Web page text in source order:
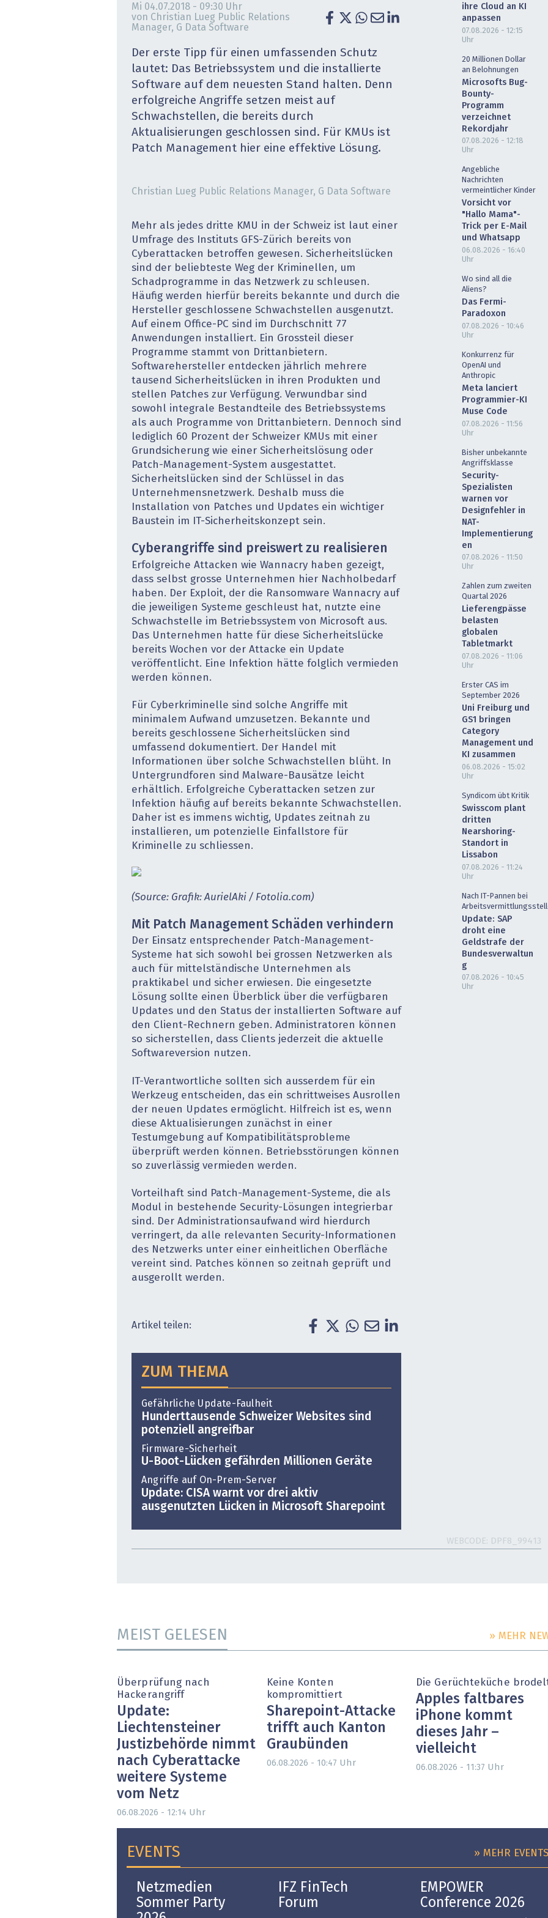
» alle News Gesundheit wird digital
EU-DSGVO
XaaS, Managed Services & Co.
Digital Banking
IT for Health
Artificial Intelligence
Finance 2030
Fintech & Insurtech
Professional AV & Digital Signage
Mi 04.07.2018 - 09:30 Uhr
von Christian Lueg Public Relations
Manager, G Data Software
Der erste Tipp für einen umfassenden Schutz
lautet: Das Betriebssystem und die installierte
Software auf dem neuesten Stand halten. Denn
erfolgreiche Angriffe setzen meist auf
Schwachstellen, die bereits durch
Aktualisierungen geschlossen sind. Für KMUs ist
Patch Management hier eine effektive Lösung.
Christian Lueg Public Relations Manager, G Data Software
Mehr als jedes dritte KMU in der Schweiz ist laut einer
Umfrage des Instituts GFS-Zürich bereits von
Cyberattacken betroffen gewesen. Sicherheitslücken
sind der beliebteste Weg der Kriminellen, um
Schadprogramme in das Netzwerk zu schleusen.
Häufig werden hierfür bereits bekannte und durch die
Hersteller geschlossene Schwachstellen ausgenutzt.
Auf einem Office-PC sind im Durchschnitt 77
Anwendungen installiert. Ein Grossteil dieser
Programme stammt von Drittanbietern.
Softwarehersteller entdecken jährlich mehrere
tausend Sicherheitslücken in ihren Produkten und
stellen Patches zur Verfügung. Verwundbar sind
sowohl integrale Bestandteile des Betriebssystems
als auch Programme von Drittanbietern. Dennoch sind
lediglich 60 Prozent der Schweizer KMUs mit einer
Grundsicherung wie einer Sicherheitslösung oder
Patch-Management-System ausgestattet.
Sicherheitslücken sind der Schlüssel in das
Unternehmensnetzwerk. Deshalb muss die
Installation von Patches und Updates ein wichtiger
Baustein im IT-Sicherheitskonzept sein.
Cyberangriffe sind preiswert zu realisieren
Erfolgreiche Attacken wie Wannacry haben gezeigt,
dass selbst grosse Unternehmen hier Nachholbedarf
haben. Der Exploit, der die Ransomware Wannacry auf
die jeweiligen Systeme geschleust hat, nutzte eine
Schwachstelle im Betriebssystem von Microsoft aus.
Das Unternehmen hatte für diese Sicherheitslücke
bereits Wochen vor der Attacke ein Update
veröffentlicht. Eine Infektion hätte folglich vermieden
werden können.
Für Cyberkriminelle sind solche Angriffe mit
minimalem Aufwand umzusetzen. Bekannte und
bereits geschlossene Sicherheitslücken sind
umfassend dokumentiert. Der Handel mit
Informationen über solche Schwachstellen blüht. In
Untergrundforen sind Malware-Bausätze leicht
erhältlich. Erfolgreiche Cyberattacken setzen zur
Infektion häufig auf bereits bekannte Schwachstellen.
Daher ist es immens wichtig, Updates zeitnah zu
installieren, um potenzielle Einfallstore für
Kriminelle zu schliessen.
(Source: Grafik: AurielAki / Fotolia.com)
Mit Patch Management Schäden verhindern
Der Einsatz entsprechender Patch-Management-
Systeme hat sich sowohl bei grossen Netzwerken als
auch für mittelständische Unternehmen als
praktikabel und sicher erwiesen. Die eingesetzte
Lösung sollte einen Überblick über die verfügbaren
Updates und den Status der installierten Software auf
den Client-Rechnern geben. Administratoren können
so sicherstellen, dass Clients jederzeit die aktuelle
Softwareversion nutzen.
IT-Verantwortliche sollten sich ausserdem für ein
Werkzeug entscheiden, das ein schrittweises Ausrollen
der neuen Updates ermöglicht. Hilfreich ist es, wenn
diese Aktualisierungen zunächst in einer
Testumgebung auf Kompatibilitätsprobleme
überprüft werden können. Betriebsstörungen können
so zuverlässig vermieden werden.
Vorteilhaft sind Patch-Management-Systeme, die als
Modul in bestehende Security-Lösungen integrierbar
sind. Der Administrationsaufwand wird hierdurch
verringert, da alle relevanten Security-Informationen
des Netzwerks unter einer einheitlichen Oberfläche
vereint sind. Patches können so zeitnah geprüft und
ausgerollt werden.
Artikel teilen:
ZUM THEMA
Gefährliche Update-Faulheit
Hunderttausende Schweizer Websites sind
potenziell angreifbar
Firmware-Sicherheit
U-Boot-Lücken gefährden Millionen Geräte
Angriffe auf On-Prem-Server
Update: CISA warnt vor drei aktiv
ausgenutzten Lücken in Microsoft Sharepoint
ihre Cloud an KI
anpassen
07.08.2026 - 12:15
Uhr
20 Millionen Dollar
an Belohnungen
Microsofts Bug-
Bounty-
Programm
verzeichnet
Rekordjahr
07.08.2026 - 12:18
Uhr
Angebliche
Nachrichten
vermeintlicher Kinder
Vorsicht vor
"Hallo Mama"-
Trick per E-Mail
und Whatsapp
06.08.2026 - 16:40
Uhr
Wo sind all die
Aliens?
Das Fermi-
Paradoxon
07.08.2026 - 10:46
Uhr
Konkurrenz für
OpenAI und
Anthropic
Meta lanciert
Programmier-KI
Muse Code
07.08.2026 - 11:56
Uhr
Bisher unbekannte
Angriffsklasse
Security-
Spezialisten
warnen vor
Designfehler in
NAT-
Implementierung
en
07.08.2026 - 11:50
Uhr
Zahlen zum zweiten
Quartal 2026
Lieferengpässe
belasten
globalen
Tabletmarkt
07.08.2026 - 11:06
Uhr
Erster CAS im
September 2026
Uni Freiburg und
GS1 bringen
Category
Management und
KI zusammen
06.08.2026 - 15:02
Uhr
Syndicom übt Kritik
Swisscom plant
dritten
Nearshoring-
Standort in
Lissabon
07.08.2026 - 11:24
Uhr
Nach IT-Pannen bei
Update: SAP
droht eine
Geldstrafe der
Bundesverwaltun
g
07.08.2026 - 10:45
Uhr
WEBCODE DPF8_99413
MEIST GELESEN » MEHR
Überprüfung nach
Hackerangriff
Update:
Liechtensteiner
Justizbehörde nimmt
nach Cyberattacke
weitere Systeme
vom Netz
06.08.2026 - 12:14 Uhr
Keine Konten
kompromittiert
Sharepoint-Attacke
trifft auch Kanton
Graubünden
06.08.2026 - 10:47 Uhr
Die Gerüchteküche
Apples faltbares
iPhone kommt
dieses Jahr –
vielleicht
06.08.2026 - 11:37 Uhr
EVENTS » MEHR
Netzmedien
Sommer Party
IFZ FinTech
Forum
EMPOWER
Conference 2026